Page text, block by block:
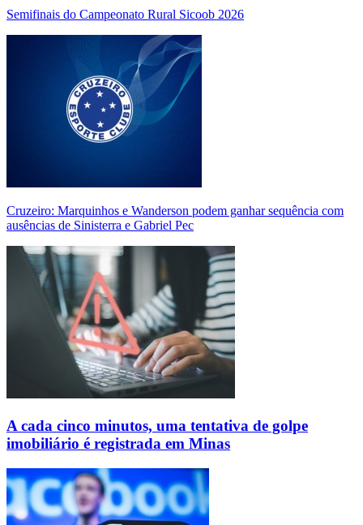
Semifinais do Campeonato Rural Sicoob 2026
Cruzeiro: Marquinhos e Wanderson podem ganhar sequência com
ausências de Sinisterra e Gabriel Pec
A cada cinco minutos, uma tentativa de golpe
imobiliário é registrada em Minas